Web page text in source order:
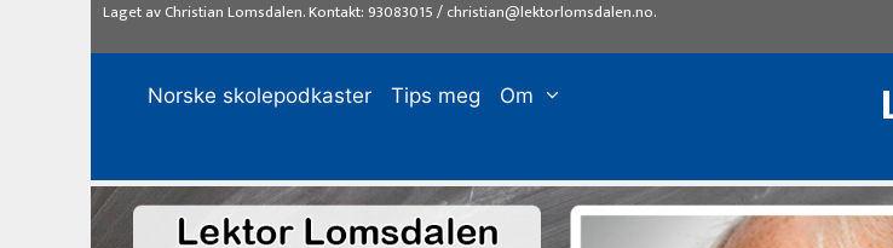
Laget avChristian Lomsdalen. Kontakt: 93083015/christian@lektorlomsdalen.no.
Norske skolepodkaster Tips meg Om